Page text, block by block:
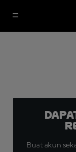
Buat akun